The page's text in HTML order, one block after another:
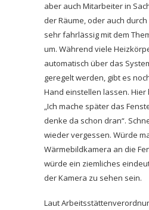
aber auch Mitarbeiter in
der Räume, oder auch
sehr fahrlässig mit dem
um. Während viele
automatisch über das
geregelt werden, gibt es
Hand einstellen lassen. Hier
„Ich mache später das
denke da schon dran“.
wieder vergessen. Würde
Wärmebildkamera an die
würde ein ziemliches
der Kamera zu sehen sein.
Laut